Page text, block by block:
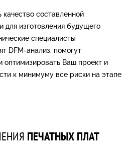
составленной
для изготовления будущего
специалисты
DFM-анализ, помогут
оптимизировать Ваш проект и
к минимуму все риски на этапе
ПЕЧАТНЫХ ПЛАТ